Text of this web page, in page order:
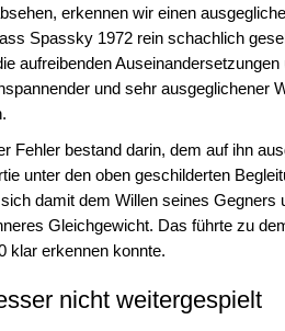
erkennen wir einen
Spassky 1972 rein schachlich
aufreibenden
und sehr ausgeglichener
Fehler bestand darin, dem auf ihn
unter den oben geschilderten
damit dem Willen seines
Gleichgewicht. Das führte zu
klar erkennen konnte.
nicht weitergespielt